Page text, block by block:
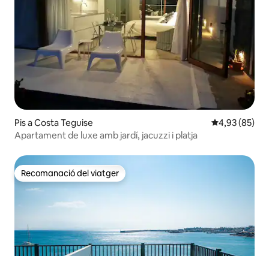
Pis a Costa Teguise 4,93 de
4,93 (85)
Apartament de luxe amb jardí, jacuzzi i platja
Recomanació del viatger
Recomanació del viatger